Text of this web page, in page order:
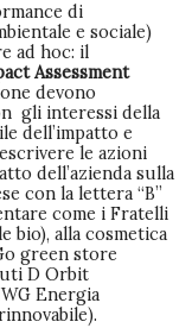
di
e sociale)
ad hoc: il
Assessment
devono
gli interessi della
dell’impatto e
le azioni
dell’azienda sulla
con la lettera “B”
come i Fratelli
bio), alla cosmetica
green store
D Orbit
Energia